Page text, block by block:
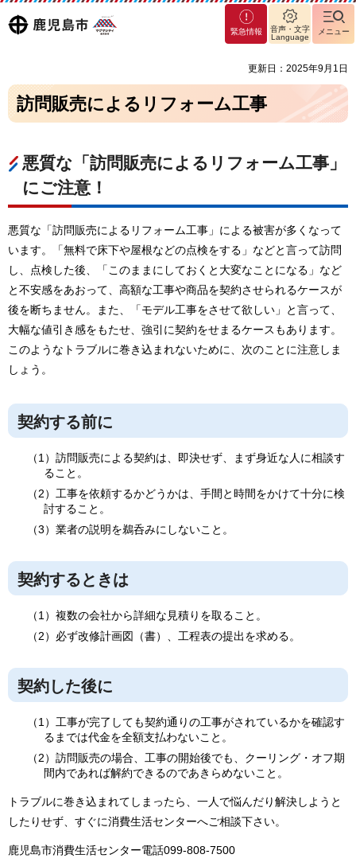
鹿児島
マグ
マシ
緊急情報
音声・文字
Language
メニュー
更新日：2025年9月1日
訪問販売によるリフォーム工事
悪質な「訪問販売によるリフォーム工事」
にご注意！
悪質な「訪問販売によるリフォーム工事」による被害が多くなって
います。「無料で床下や屋根などの点検をする」などと言って訪問
し、点検した後、「このままにしておくと大変なことになる」など
と不安感をあおって、高額な工事や商品を契約させられるケースが
後を断ちません。また、「モデル工事をさせて欲しい」と言って、
大幅な値引き感をもたせ、強引に契約をせまるケースもあります。
このようなトラブルに巻き込まれないために、次のことに注意しま
しょう。
契約する前に
（1）訪問販売による契約は、即決せず、まず身近な人に相談す
ること。
（2）工事を依頼するかどうかは、手間と時間をかけて十分に検
討すること。
（3）業者の説明を鵜呑みにしないこと。
契約するときは
（1）複数の会社から詳細な見積りを取ること。
（2）必ず改修計画図（書）、工程表の提出を求める。
契約した後に
（1）工事が完了しても契約通りの工事がされているかを確認す
るまでは代金を全額支払わないこと。
（2）訪問販売の場合、工事の開始後でも、クーリング・オフ期
間内であれば解約できるのであきらめないこと。
トラブルに巻き込まれてしまったら、一人で悩んだり解決しようと
したりせず、すぐに消費生活センターへご相談下さい。
鹿児島市消費生活センター電話099-808-7500